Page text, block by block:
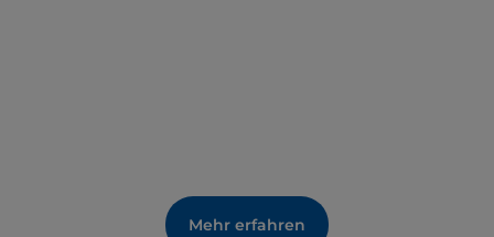
Mehr erfahren